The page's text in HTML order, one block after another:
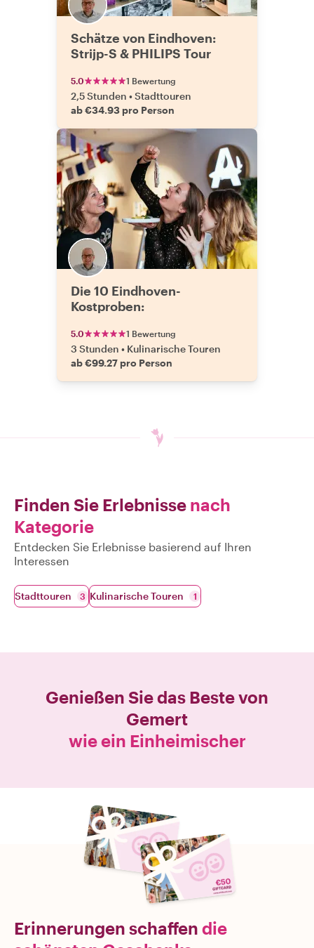
Schätze von Eindhoven:
Strijp-S & PHILIPS Tour
5.0 1 Bewertung
2,5 Stunden •Stadttouren
ab €34.93 pro Person
Die 10 Eindhoven-
Kostproben:
5.0 1 Bewertung
3 Stunden • Kulinarische Touren
ab €99.27 pro Person
Finden Sie Erlebnisse nach
Kategorie
Entdecken Sie Erlebnisse basierend auf Ihren
Interessen
Stadttouren 3 Kulinarische Touren 1
Genießen Sie das Beste von
Gemert
wie ein Einheimischer
Erinnerungen schaffen die